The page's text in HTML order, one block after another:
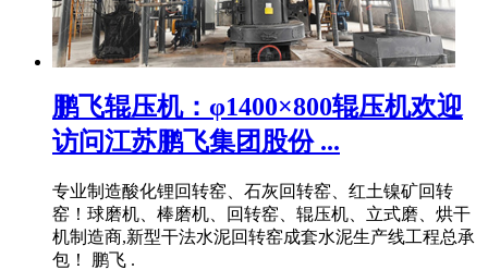
鹏飞辊压机：φ1400×800辊压机欢迎
访问江苏鹏飞集团股份 ...
专业制造酸化锂回转窑、石灰回转窑、红土镍矿回转
窑！球磨机、棒磨机、回转窑、辊压机、立式磨、烘干
机制造商,新型干法水泥回转窑成套水泥生产线工程总承
包！ 鹏飞 .